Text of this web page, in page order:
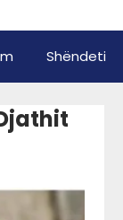
Shëndeti